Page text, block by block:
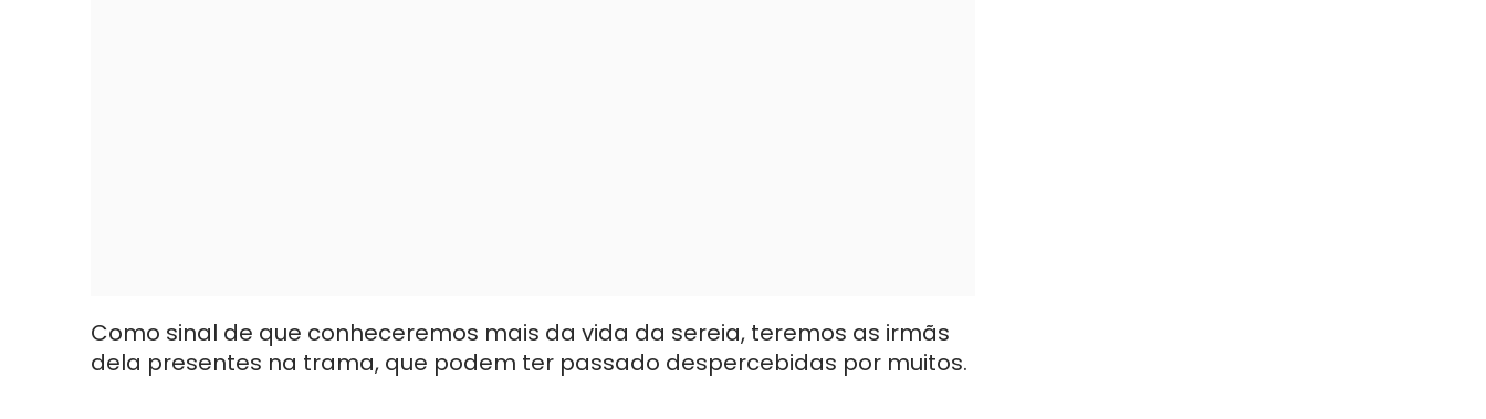
Como sinal de que conheceremos mais da vida da sereia, teremos as irmãs
dela presentes na trama, que podem ter passado despercebidas por muitos.